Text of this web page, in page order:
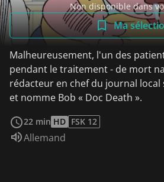
Non disponible dans
Ma
Malheureusement, l'un des
pendant le traitement - de mort
rédacteur en chef du journal
et nomme Bob « Doc Death ».
22 min HD FSK 12
Audio :
Allemand